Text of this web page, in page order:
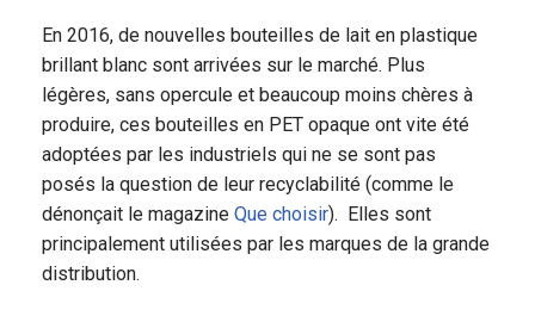
En 2016, de nouvelles bouteilles de lait en plastique
brillant blanc sont arrivées sur le marché. Plus
légères, sans opercule et beaucoup moins chères à
produire, ces bouteilles en PET opaque ont vite été
adoptées par les industriels qui ne se sont pas
posés la question de leur recyclabilité (comme le
dénonçait le magazine Que choisir). Elles sont
principalement utilisées par les marques de la grande
distribution.